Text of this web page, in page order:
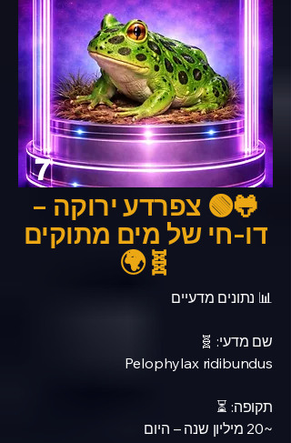
7
🐸🟢 צפרדע ירוקה –
דו-חי של מים מתוקים
🧬🌍
📊 נתונים מדעיים
שם מדעי: 🧬
Pelophylax ridibundus
תקופה: ⏳
~20 מיליון שנה – היום